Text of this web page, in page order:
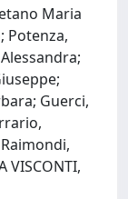
Maria
Potenza,
Guerci,
VISCONTI,